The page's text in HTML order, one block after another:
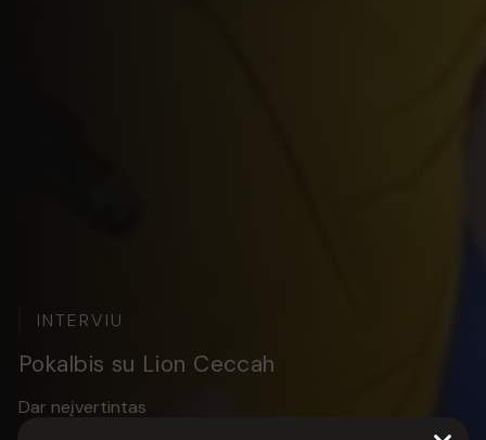
Pokalbis su fotografu Artūru
Morozovu
Dar neįvertintas